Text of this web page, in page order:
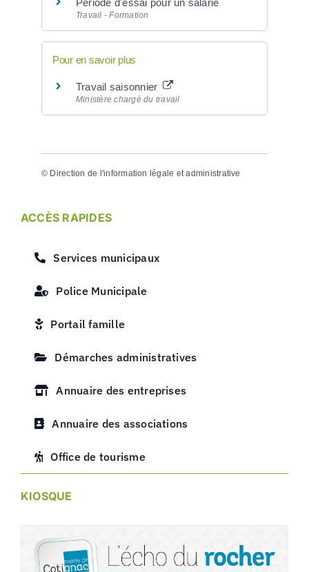
Travail - Formation
Pour en savoir plus
Travail saisonnier
Ministère chargé du travail
© Direction de l'information légale et administrative
ACCÈS RAPIDES
Services municipaux
Police Municipale
Portail famille
Démarches administratives
Annuaire des entreprises
Annuaire des associations
Office de tourisme
KIOSQUE